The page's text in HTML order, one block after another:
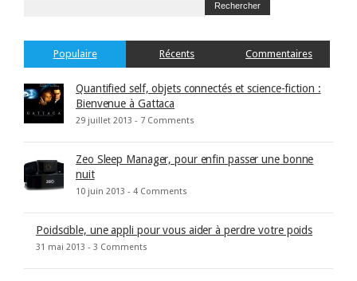
Populaire Récents Commentaires
Quantified self, objets connectés et science-fiction :
Bienvenue à Gattaca
29 juillet 2013 - 7 Comments
Zeo Sleep Manager, pour enfin passer une bonne
nuit
10 juin 2013 - 4 Comments
Poidscible, une appli pour vous aider à perdre votre poids
31 mai 2013 - 3 Comments